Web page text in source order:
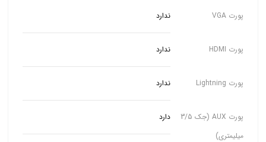
پورت VGA ندارد
پورت HDMI ندارد
پورت Lightning ندارد
پورت AUX (جک 3/5
میلیمتری)
دارد